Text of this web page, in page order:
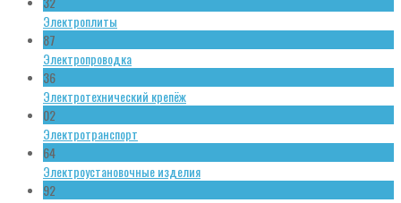
Электроплиты
87
Электропроводка
36
Электротехнический крепёж
02
Электротранспорт
64
Электроустановочные изделия
92